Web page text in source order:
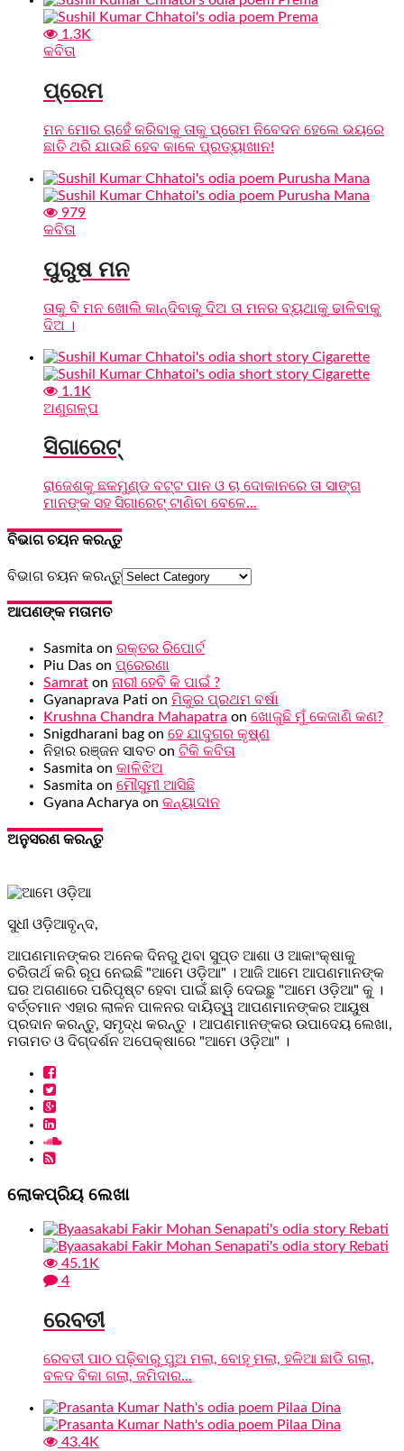
1.3K
କବିତା
ପ୍ରେମ
ମନ ମୋର ଚାହେଁ କରିବାକୁ ତାକୁ ପ୍ରେମ ନିବେଦନ ହେଲେ ଭୟରେ
ଛାତି ଥରି ଯାଉଛି ହେବ କାଳେ ପ୍ରତ୍ୟାଖାନ!
979
କବିତା
ପୁରୁଷ ମନ
ତାକୁ ବି ମନ ଖୋଲି କାନ୍ଦିବାକୁ ଦିଅ ତା ମନର ବ୍ୟଥାକୁ ଢାଳିବାକୁ
ଦିଅ ।
1.1K
ଅଣୁଗଳ୍ପ
ସିଗାରେଟ୍
ରାଜେଶକୁ ଛକମୁଣ୍ଡ ବଟ୍ଟ ପାନ ଓ ଚା ଦୋକାନରେ ତା ସାଙ୍ଗ
ମାନଙ୍କ ସହ ସିଗାରେଟ୍ ଟାଣିବା ବେଳେ...
ବିଭାଗ ଚୟନ କରନ୍ତୁ
ବିଭାଗ ଚୟନ କରନ୍ତୁ
ଆପଣଙ୍କ ମତାମତ
Sasmita on ରକ୍ତର ରିପୋର୍ଟ
Piu Das on ପ୍ରେରଣା
Samrat on ନାରୀ ହେବି କି ପାଇଁ ?
Gyanaprava Pati on ମିକୁର ପ୍ରଥମ ବର୍ଷା
Krushna Chandra Mahapatra on ଖୋଜୁଛି ମୁଁ କେଜାଣି କଣ?
Snigdharani bag on ହେ ଯାଦୁଗର କୃଷ୍ଣ
ନିହାର ରଞ୍ଜନ ସାବତ on ଟିକି କବିତା
Sasmita on କାଳିଝିଅ
Sasmita on ମୌସୁମୀ ଆସିଛି
Gyana Acharya on କନ୍ୟାଦାନ
ଅନୁସରଣ କରନ୍ତୁ
ସୁଧୀ ଓଡ଼ିଆବୃନ୍ଦ,
ଆପଣମାନଙ୍କର ଅନେକ ଦିନରୁ ଥିବା ସୁପ୍ତ ଆଶା ଓ ଆକାଂକ୍ଷାକୁ
ଚରିତାର୍ଥ କରି ରୂପ ନେଇଛି "ଆମେ ଓଡ଼ିଆ" । ଆଜି ଆମେ ଆପଣମାନଙ୍କ
ଘର ଅଗଣାରେ ପରିପୃଷ୍ଟ ହେବା ପାଇଁ ଛାଡ଼ି ଦେଇଛୁ "ଆମେ ଓଡ଼ିଆ" କୁ ।
ବର୍ତ୍ତମାନ ଏହାର ଲାଳନ ପାଳନର ଦାୟିତ୍ୱ ଆପଣମାନଙ୍କର ଆୟୁଷ
ପ୍ରଦାନ କରନ୍ତୁ, ସମୃଦ୍ଧ କରନ୍ତୁ । ଆପଣମାନଙ୍କର ଉପାଦେୟ ଲେଖା,
ମତାମତ ଓ ଦିଗ୍ଦର୍ଶନ ଅପେକ୍ଷାରେ "ଆମେ ଓଡ଼ିଆ" ।
ଲୋକପ୍ରିୟ ଲେଖା
45.1K
4
ରେବତୀ
ରେବତୀ ପାଠ ପଢ଼ିବାରୁ ପୁଅ ମଲା, ବୋହୂ ମଲା, ହଳିଆ ଛାଡି ଗଲା,
ବଳଦ ବିକା ଗଲା, ଜମିଦାର...
43.4K